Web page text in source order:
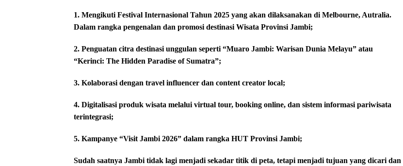
1. Mengikuti Festival Internasional Tahun 2025 yang akan dilaksanakan di Melbourne, Autralia.
Dalam rangka pengenalan dan promosi destinasi Wisata Provinsi Jambi;
2. Penguatan citra destinasi unggulan seperti “Muaro Jambi: Warisan Dunia Melayu” atau
“Kerinci: The Hidden Paradise of Sumatra”;
3. Kolaborasi dengan travel influencer dan content creator local;
4. Digitalisasi produk wisata melalui virtual tour, booking online, dan sistem informasi pariwisata
terintegrasi;
5. Kampanye “Visit Jambi 2026” dalam rangka HUT Provinsi Jambi;
Sudah saatnya Jambi tidak lagi menjadi sekadar titik di peta, tetapi menjadi tujuan yang dicari dan